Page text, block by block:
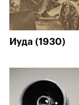
Иуда (1930)